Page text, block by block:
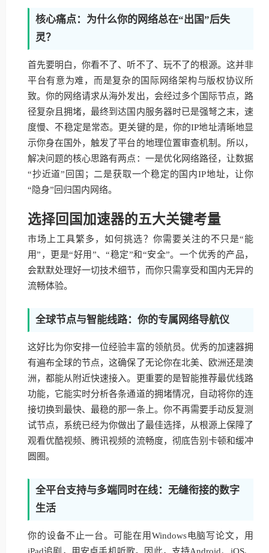
核心痛点：为什么你的网络总在“出国”后失
灵？
首先要明白，你看不了、听不了、玩不了的根源。这并非
平台有意为难，而是复杂的国际网络架构与版权协议所
致。你的网络请求从海外发出，会经过多个国际节点，路
径复杂且拥堵，最终到达国内服务器时已是强弩之末，速
度慢、不稳定是常态。更关键的是，你的IP地址清晰地显
示你身在国外，触发了平台的地理位置审查机制。所以，
解决问题的核心思路有两点：一是优化网络路径，让数据
“抄近道”回国；二是获取一个稳定的国内IP地址，让你
“隐身”回归国内网络。
选择回国加速器的五大关键考量
市场上工具繁多，如何挑选？你需要关注的不只是“能
用”，更是“好用”、“稳定”和“安全”。一个优秀的产品，
会默默处理好一切技术细节，而你只需享受和国内无异的
流畅体验。
全球节点与智能线路：你的专属网络导航仪
这好比为你安排一位经验丰富的领航员。优秀的加速器拥
有遍布全球的节点，这确保了无论你在北美、欧洲还是澳
洲，都能从附近快速接入。更重要的是智能推荐最优线路
功能，它能实时分析各条通道的拥堵情况，自动将你的连
接切换到最快、最稳的那一条上。你不再需要手动反复测
试节点，系统已经为你做出了最佳选择，从根源上保障了
观看优酷视频、腾讯视频的流畅度，彻底告别卡顿和缓冲
圆圈。
全平台支持与多端同时在线：无缝衔接的数字
生活
你的设备不止一台。可能在用Windows电脑写论文，用
iPad追剧，用安卓手机听歌。因此，支持Android、iOS、